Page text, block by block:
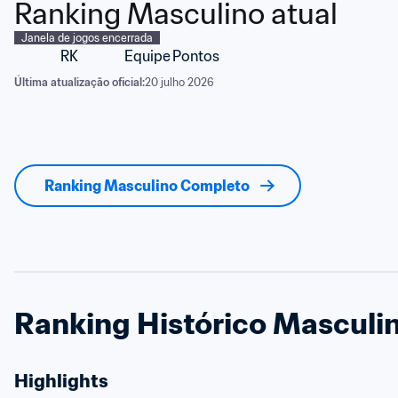
Ranking Masculino atual
Janela de jogos encerrada
RK Equipe Pontos
Última atualização oficial:20 julho 2026
Ranking Masculino Completo
Ranking Histórico
Highlights